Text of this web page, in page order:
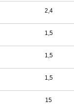
2,4
1,5
1,5
1,5
15